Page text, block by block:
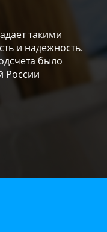
такими
и надежность.
было
России